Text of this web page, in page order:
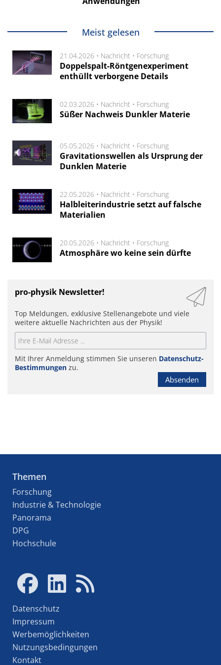
Meist gelesen
21.04.2026 • Nachricht • Forschung
Doppelspalt-Röntgenexperiment
enthüllt verborgene Details
02.03.2026 • Nachricht • Forschung
Süßer Nachweis Dunkler Materie
05.05.2026 • Nachricht • Forschung
Gravitationswellen als Ursprung der
Dunklen Materie
22.05.2026 • Nachricht • Forschung
Halbleiterindustrie setzt auf falsche
Materialien
20.05.2026 • Nachricht • Forschung
Atmosphäre wo keine sein dürfte
pro-physik Newsletter!
Top Meldungen, exklusive Stellenangebote und viele
weitere aktuelle Nachrichten aus der Physik!
Mit Ihrer Anmeldung stimmen Sie unseren Datenschutz-
Bestimmungen zu.
Absenden
Themen
Forschung
Industrie & Technologie
Panorama
DPG
Hochschule
Datenschutz
Impressum
Werbemöglichkeiten
Nutzungsbedingungen
Kontakt